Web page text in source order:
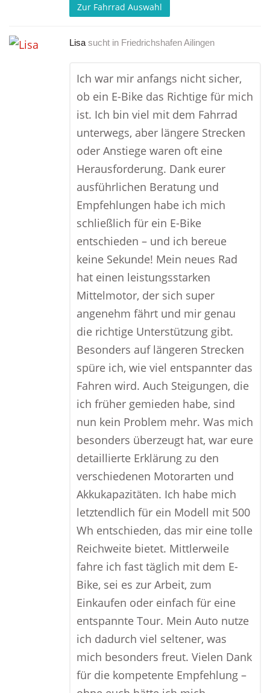
Zur Fahrrad Auswahl
Lisa sucht in Friedrichshafen Ailingen
Ich war mir anfangs nicht sicher,
ob ein E-Bike das Richtige für mich
ist. Ich bin viel mit dem Fahrrad
unterwegs, aber längere Strecken
oder Anstiege waren oft eine
Herausforderung. Dank eurer
ausführlichen Beratung und
Empfehlungen habe ich mich
schließlich für ein E-Bike
entschieden – und ich bereue
keine Sekunde! Mein neues Rad
hat einen leistungsstarken
Mittelmotor, der sich super
angenehm fährt und mir genau
die richtige Unterstützung gibt.
Besonders auf längeren Strecken
spüre ich, wie viel entspannter das
Fahren wird. Auch Steigungen, die
ich früher gemieden habe, sind
nun kein Problem mehr. Was mich
besonders überzeugt hat, war eure
detaillierte Erklärung zu den
verschiedenen Motorarten und
Akkukapazitäten. Ich habe mich
letztendlich für ein Modell mit 500
Wh entschieden, das mir eine tolle
Reichweite bietet. Mittlerweile
fahre ich fast täglich mit dem E-
Bike, sei es zur Arbeit, zum
Einkaufen oder einfach für eine
entspannte Tour. Mein Auto nutze
ich dadurch viel seltener, was
mich besonders freut. Vielen Dank
für die kompetente Empfehlung –